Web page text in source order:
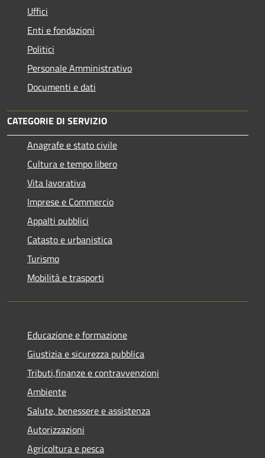
Uffici
Enti e fondazioni
Politici
Personale Amministrativo
Documenti e dati
CATEGORIE DI SERVIZIO
Anagrafe e stato civile
Cultura e tempo libero
Vita lavorativa
Imprese e Commercio
Appalti pubblici
Catasto e urbanistica
Turismo
Mobilità e trasporti
Educazione e formazione
Giustizia e sicurezza pubblica
Tributi,finanze e contravvenzioni
Ambiente
Salute, benessere e assistenza
Autorizzazioni
Agricoltura e pesca